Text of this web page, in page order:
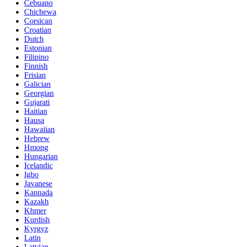
Cebuano
Chichewa
Corsican
Croatian
Dutch
Estonian
Filipino
Finnish
Frisian
Galician
Georgian
Gujarati
Haitian
Hausa
Hawaiian
Hebrew
Hmong
Hungarian
Icelandic
Igbo
Javanese
Kannada
Kazakh
Khmer
Kurdish
Kyrgyz
Latin